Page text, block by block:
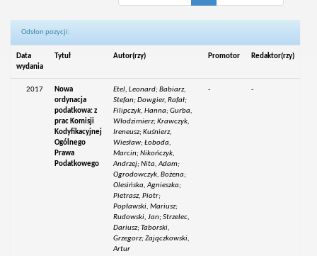
Odsłon pozycji:
Data
wydania
Tytuł Autor(rzy) Promotor Redaktor(rzy)
2017
Nowa
ordynacja
podatkowa: z
prac Komisji
Kodyfikacyjnej
Ogólnego
Prawa
Podatkowego
Etel, Leonard; Babiarz,
Stefan; Dowgier, Rafał;
Filipczyk, Hanna; Gurba,
Włodzimierz; Krawczyk,
Ireneusz; Kuśnierz,
Wiesław; Łoboda,
Marcin; Nikończyk,
Andrzej; Nita, Adam;
Ogrodowczyk, Bożena;
Olesińska, Agnieszka;
Pietrasz, Piotr;
Popławski, Mariusz;
Rudowski, Jan; Strzelec,
Dariusz; Taborski,
Grzegorz; Zajączkowski,
Artur
- -